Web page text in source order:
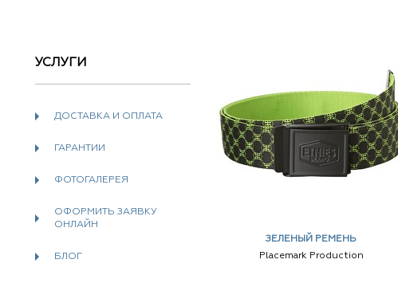
УСЛУГИ
ДОСТАВКА И ОПЛАТА
ГАРАНТИИ
ФОТОГАЛЕРЕЯ
ОФОРМИТЬ ЗАЯВКУ
ОНЛАЙН
БЛОГ
ЗЕЛЕНЫЙ РЕМЕНЬ
Placemark Production